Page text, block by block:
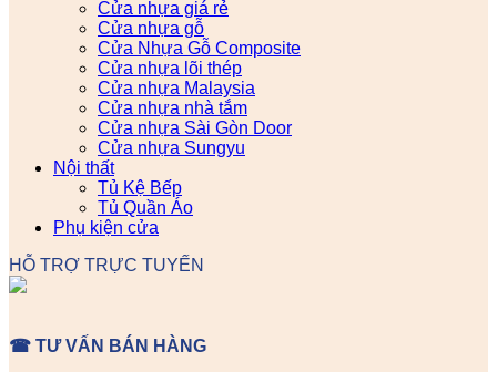
Cửa nhựa giá rẻ
Cửa nhựa gỗ
Cửa Nhựa Gỗ Composite
Cửa nhựa lõi thép
Cửa nhựa Malaysia
Cửa nhựa nhà tắm
Cửa nhựa Sài Gòn Door
Cửa nhựa Sungyu
Nội thất
Tủ Kệ Bếp
Tủ Quần Áo
Phụ kiện cửa
HỖ TRỢ TRỰC TUYẾN
☎ TƯ VẤN BÁN HÀNG